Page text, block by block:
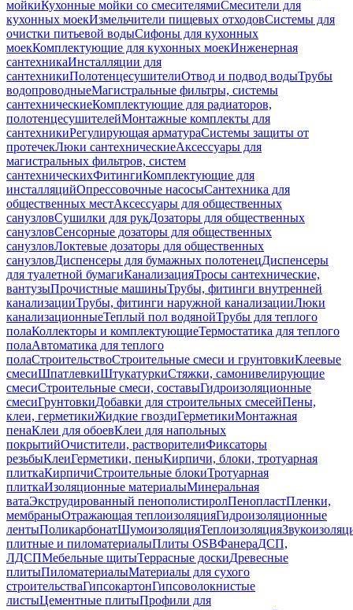
мойкиКухонные мойки со смесителямиСмесители для
кухонных моекИзмельчители пищевых отходовСистемы для
очистки питьевой водыСифоны для кухонных
моекКомплектующие для кухонных моекИнженерная
сантехникаИнсталляции для
сантехникиПолотенцесушителиОтвод и подвод водыТрубы
водопроводныеМагистральные фильтры, системы
сантехническиеКомплектующие для радиаторов,
полотенцесушителейМонтажные комплекты для
сантехникиРегулирующая арматураСистемы защиты от
протечекЛюки сантехническиеАксессуары для
магистральных фильтров, систем
сантехническихФитингиКомплектующие для
инсталляцийОпрессовочные насосыСантехника для
общественных местАксессуары для общественных
санузловСушилки для рукДозаторы для общественных
санузловСенсорные дозаторы для общественных
санузловЛоктевые дозаторы для общественных
санузловДиспенсеры для бумажных полотенецДиспенсеры
для туалетной бумагиКанализацияТросы сантехнические,
вантузыПрочистные машиныТрубы, фитинги внутренней
канализацииТрубы, фитинги наружной канализацииЛюки
канализационныеТеплый пол водянойТрубы для теплого
полаКоллекторы и комплектующиеТермостатика для теплого
полаАвтоматика для теплого
полаСтроительствоСтроительные смеси и грунтовкиКлеевые
смесиШпатлевкиШтукатуркиСтяжки, самонивелирующие
смесиСтроительные смеси, составыГидроизоляционные
смесиГрунтовкиДобавки для строительных смесейПены,
клеи, герметикиЖидкие гвоздиГерметикиМонтажная
пенаКлеи для обоевКлеи для напольных
покрытийОчистители, растворителиФиксаторы
резьбыКлеиГерметики, пеныКирпичи, блоки, тротуарная
плиткаКирпичиСтроительные блокиТротуарная
плиткаИзоляционные материалыМинеральная
ватаЭкструдированный пенополистиролПенопластПленки,
мембраныОтражающая теплоизоляцияГидроизоляционные
лентыПоликарбонатШумоизоляцияТеплоизоляция
плитные и пиломатериалыПлиты OSBФанераДСП,
ЛДСПМебельные щитыТеррасные доскиДревесные
плитыПиломатериалыМатериалы для сухого
строительстваГипсокартонГипсоволокнистые
листыЦементные плитыПрофили для